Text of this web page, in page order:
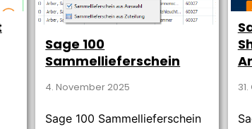
Sage 100
Sammellieferschein
4. November 2025
Sage 100 Sammellieferschein